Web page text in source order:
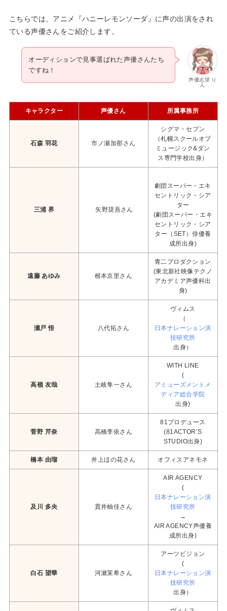
こちらでは、アニメ『ハニーレモンソーダ』に声の出演をされ
ている声優さんをご紹介します。
声優志望 り
ん
オーディションで見事選ばれた声優さんたち
ですね！
キャラクター 声優さん 所属事務所
石森 羽花 市ノ瀬加那さん
シグマ・セブン
（札幌スクールオブ
ミュージック&ダン
ス専門学校出身）
三浦 界 矢野奨吾さん
劇団スーパー・エキ
セントリック・シア
ター
(劇団スーパー・エキ
セントリック・シア
ター（SET）俳優養
成所出身)
遠藤 あゆみ 根本京里さん
青二プロダクション
(東北新社映像テクノ
アカデミア声優科出
身)
瀬戸 悟 八代拓さん
ヴィムス
（
日本ナレーション演
技研究所
出身）
高嶺 友哉 土岐隼一さん
WITH LINE
(
アミューズメントメ
ディア総合学院
出身)
菅野 芹奈 高橋李依さん
81プロデュース
(81ACTOR’S
STUDIO出身)
橋本 由瑠 井上ほの花さん オフィスアネモネ
及川 多央 貫井柚佳さん
AIR AGENCY
(
日本ナレーション演
技研究所
→
AIR AGENCY声優養
成所出身)
白石 望華 河瀬茉希さん
アーツビジョン
(
日本ナレーション演
技研究所
出身）